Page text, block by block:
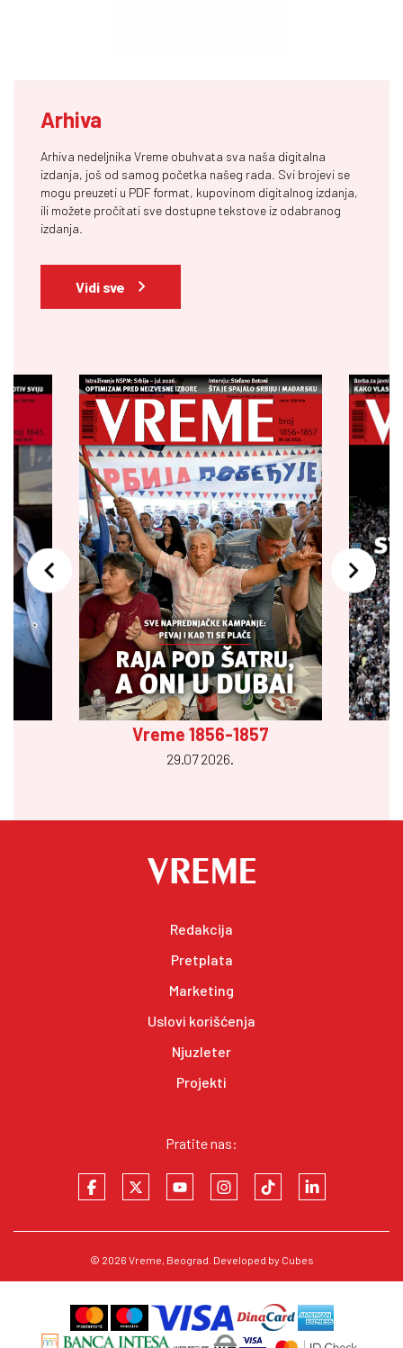
Arhiva
Arhiva nedeljnika Vreme obuhvata sva naša digitalna
izdanja, još od samog početka našeg rada. Svi brojevi se
mogu preuzeti u PDF format, kupovinom digitalnog izdanja,
ili možete pročitati sve dostupne tekstove iz odabranog
izdanja.
Vidi sve
Vreme 1856-1857
29.07 2026.
Redakcija
Pretplata
Marketing
Uslovi korišćenja
Njuzleter
Projekti
Pratite nas:
© 2026 Vreme, Beograd. Developed by Cubes